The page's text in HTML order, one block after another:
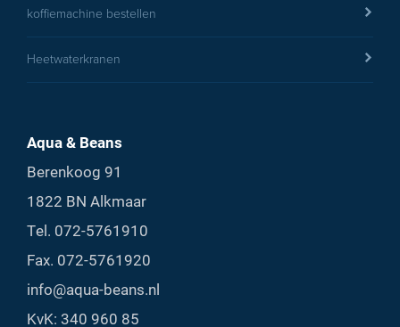
koffiemachine bestellen
Heetwaterkranen
Aqua & Beans
Berenkoog 91
1822 BN Alkmaar
Tel. 072-5761910
Fax. 072-5761920
info@aqua-beans.nl
KvK: 340 960 85